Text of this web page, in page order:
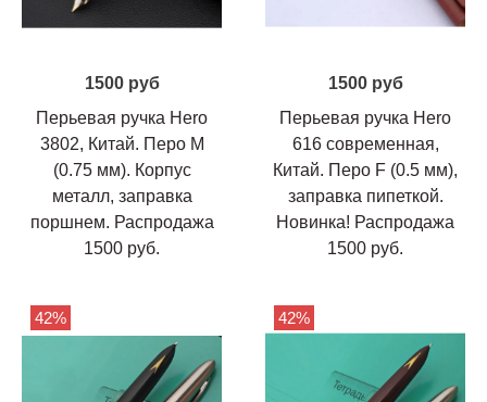
1500 руб
Перьевая ручка Hero
3802, Китай. Перо М
(0.75 мм). Корпус
металл, заправка
поршнем. Распродажа
1500 руб.
1500 руб
Перьевая ручка Hero
616 современная,
Китай. Перо F (0.5 мм),
заправка пипеткой.
Новинка! Распродажа
1500 руб.
42% 42%